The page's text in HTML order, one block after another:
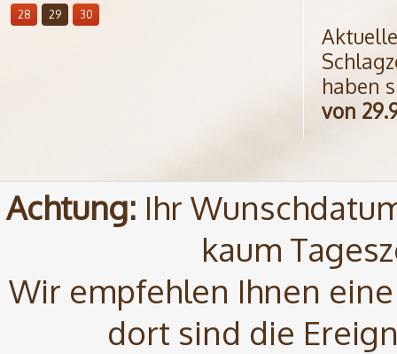
28
29 30
haben
von
Achtung: Ihr
kaum
Wir empfehlen Ihnen
dort sind die